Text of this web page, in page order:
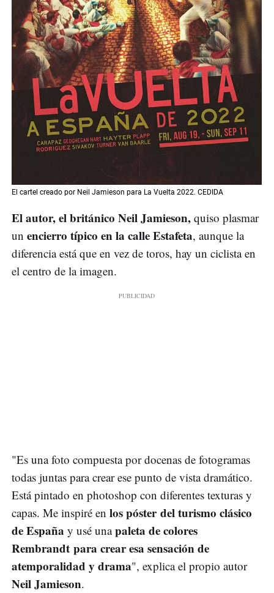
El cartel creado por Neil Jamieson para La Vuelta 2022. CEDIDA
El autor, el británico Neil Jamieson, quiso plasmar
un encierro típico en la calle Estafeta, aunque la
diferencia está que en vez de toros, hay un ciclista en
el centro de la imagen.
"Es una foto compuesta por docenas de fotogramas
todas juntas para crear ese punto de vista dramático.
Está pintado en photoshop con diferentes texturas y
capas. Me inspiré en los póster del turismo clásico
de España y usé unapaleta de colores
Rembrandt para crear esa sensación de
atemporalidad y drama", explica el propio autor
Neil Jamieson.